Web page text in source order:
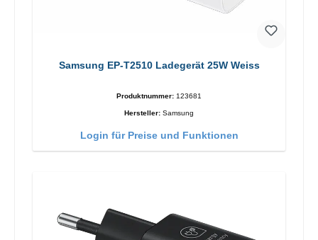
Samsung EP-T2510 Ladegerät 25W Weiss
Produktnummer: 123681
Hersteller: Samsung
Login für Preise und Funktionen